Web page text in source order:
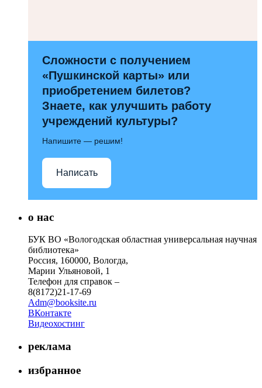
Сложности с получением
«Пушкинской карты» или
приобретением билетов?
Знаете, как улучшить работу
учреждений культуры?
Напишите — решим!
Написать
о нас
БУК ВО «Вологодская областная универсальная научная
библиотека»
Россия, 160000, Вологда,
Марии Ульяновой, 1
Телефон для справок –
8(8172)21-17-69
Adm@booksite.ru
ВКонтакте
Видеохостинг
реклама
избранное